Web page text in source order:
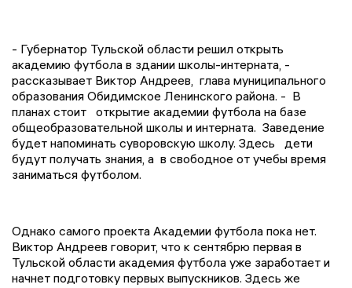
- Губернатор Тульской области решил открыть
академию футбола в здании школы-интерната, -
рассказывает Виктор Андреев, глава муниципального
образования Обидимское Ленинского района. - В
планах стоит открытие академии футбола на базе
общеобразовательной школы и интерната. Заведение
будет напоминать суворовскую школу. Здесь дети
будут получать знания, а в свободное от учебы время
заниматься футболом.
Однако самого проекта Академии футбола пока нет.
Виктор Андреев говорит, что к сентябрю первая в
Тульской области академия футбола уже заработает и
начнет подготовку первых выпускников. Здесь же